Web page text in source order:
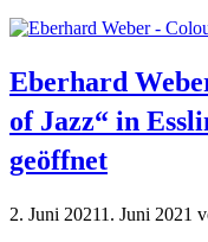
Eberhard
of Jazz“ in
geöffnet
2. Juni 20211. Juni 2021